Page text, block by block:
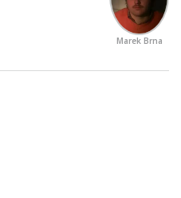
Marek Brna